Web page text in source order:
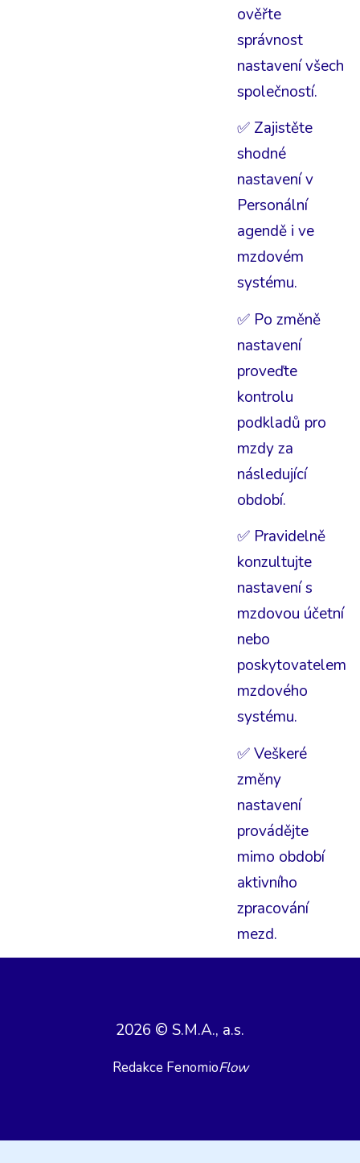
ověřte
správnost
nastavení všech
společností.
✅ Zajistěte
shodné
nastavení v
Personální
agendě i ve
mzdovém
systému.
✅ Po změně
nastavení
proveďte
kontrolu
podkladů pro
mzdy za
následující
období.
✅ Pravidelně
konzultujte
nastavení s
mzdovou účetní
nebo
poskytovatelem
mzdového
systému.
✅ Veškeré
změny
nastavení
provádějte
mimo období
aktivního
zpracování
mezd.
2026 © S.M.A., a.s.
Redakce FenomioFlow